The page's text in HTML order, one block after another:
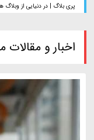
پری بلاگ | در دنیایی از
اخبار و مقالات